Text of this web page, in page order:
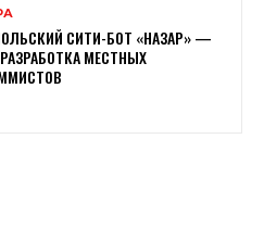
СИТИ-БОТ «НАЗАР» —
МЕСТНЫХ